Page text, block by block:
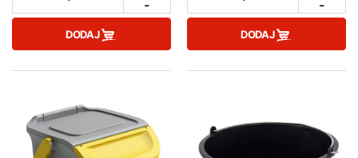
-
DODAJ
-
DODAJ